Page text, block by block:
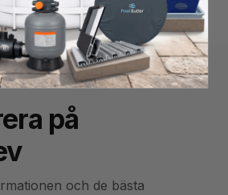
på
och de bästa